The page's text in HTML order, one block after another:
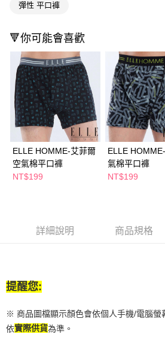
１．於結帳方式選擇「AFTEE先享後付」後，
３．收到繳費通知簡訊後14天內，點擊此簡訊
ATM／網路銀行／等多元方式進行付款，方視為
※ 請注意：結帳手續完成當下不需立刻繳費，
購買商品的店家。未經商家同意取消之訂單仍
後付繳納相關費用。
※ 交易是否成功請以「AFTEE先享後付 」之結
是否繳費成功／繳費後需取消欲退款等相關疑
客戶支援中心」 https://
【注意事項】
１．透過由恩沛科技股份有限公司提供之「
易，需依本服務之必要範圍內提供個人資料，
權轉讓予恩沛科技股份有限公司。
２．關於個人資料處理事宜，請瀏覽以下網址：
４．使用「AFTEE先享後付」時，將依據個別
每筆NT$65，滿NT$390(含以上)免運費
萊爾富取貨付款
每筆NT$65，滿NT$490(含以上)免運費
付款後萊爾富取貨
每筆NT$65，滿NT$490(含以上)免運費
7-11取貨付款
每筆NT$65，滿NT$490(含以上)免運費
付款後7-11取貨
每筆NT$100，滿NT$790(含以上)免運費
彈性 平口褲
🔻你可能會喜歡
ELLE HOMME-艾菲爾
空氣棉平口褲
NT$199
ELLE
氣棉平口褲
NT$199
詳細說明 商品規格
提醒您:
※ 商品圖檔顯示顏色會依個人手機/電腦螢
依實際供貨為準。